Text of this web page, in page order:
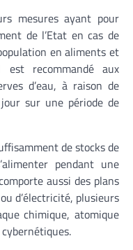
mesures ayant pour
de l’Etat en cas de
en aliments et
recommandé aux
d’eau, à raison de
sur une période de
de stocks de
pendant une
aussi des plans
d’électricité, plusieurs
chimique, atomique